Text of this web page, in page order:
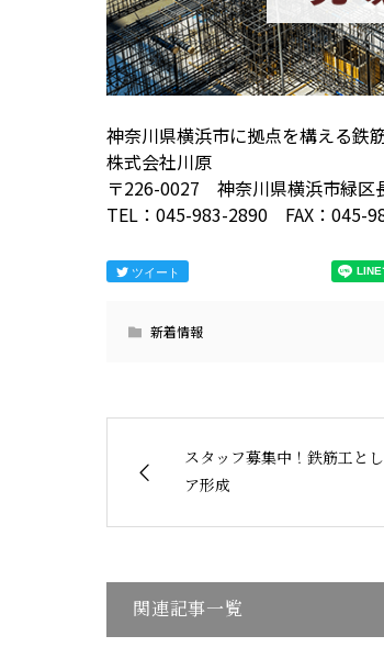
神奈川県横浜市に拠点を構える鉄
株式会社川原
〒226-0027 神奈川県横浜市緑区
TEL：045-983-2890 FAX：045-
ツイート
新着情報
スタッフ募集中！鉄筋工と
ア形成
関連記事一覧